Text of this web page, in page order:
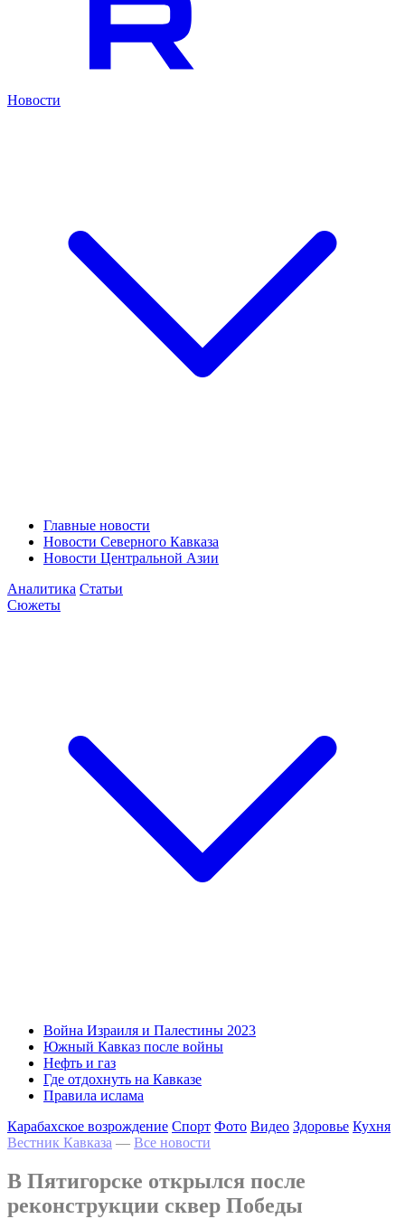
Новости
Главные новости
Новости Северного Кавказа
Новости Центральной Азии
Аналитика Статьи
Сюжеты
Война Израиля и Палестины 2023
Южный Кавказ после войны
Нефть и газ
Где отдохнуть на Кавказе
Правила ислама
Карабахское возрождение Спорт Фото Видео Здоровье Кухня
Вестник Кавказа — Все новости
В Пятигорске открылся после
реконструкции сквер Победы